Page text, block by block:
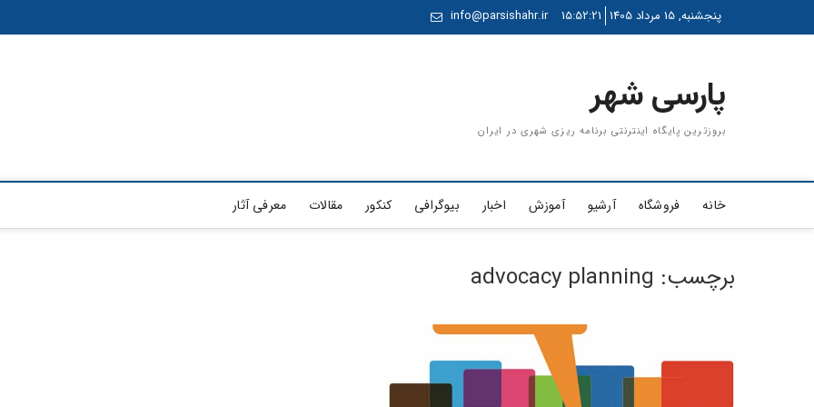
to
پنجشنبه, 15 مرداد 1405 15:52:21
info@parsishahr.ir
پارسی شهر
بروزترین پایگاه اینترنتی برنامه ریزی شهری در ایران
خانه فروشگاه آرشیو آموزش اخبار بیوگرافی کنکور مقالات معرفی آثار
برچسب: advocacy planning